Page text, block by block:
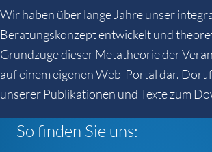
Wir haben über lange Jahre unser
Beratungskonzept entwickelt und
Grundzüge dieser Metatheorie der
auf einem eigenen Web-Portal dar. Dort
unserer Publikationen und Texte zum
So finden Sie uns: